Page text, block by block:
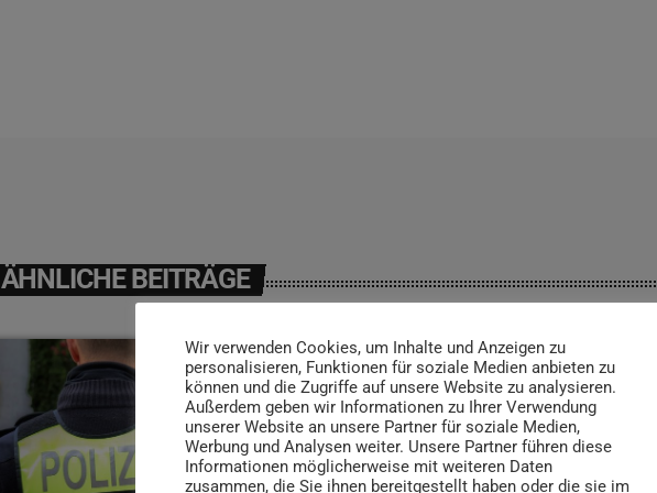
ÄHNLICHE BEITRÄGE
insert_link
Wir verwenden Cookies, um Inhalte und Anzeigen zu
personalisieren, Funktionen für soziale Medien anbieten zu
können und die Zugriffe auf unsere Website zu analysieren.
Außerdem geben wir Informationen zu Ihrer Verwendung
unserer Website an unsere Partner für soziale Medien,
Werbung und Analysen weiter. Unsere Partner führen diese
Informationen möglicherweise mit weiteren Daten
zusammen, die Sie ihnen bereitgestellt haben oder die sie im